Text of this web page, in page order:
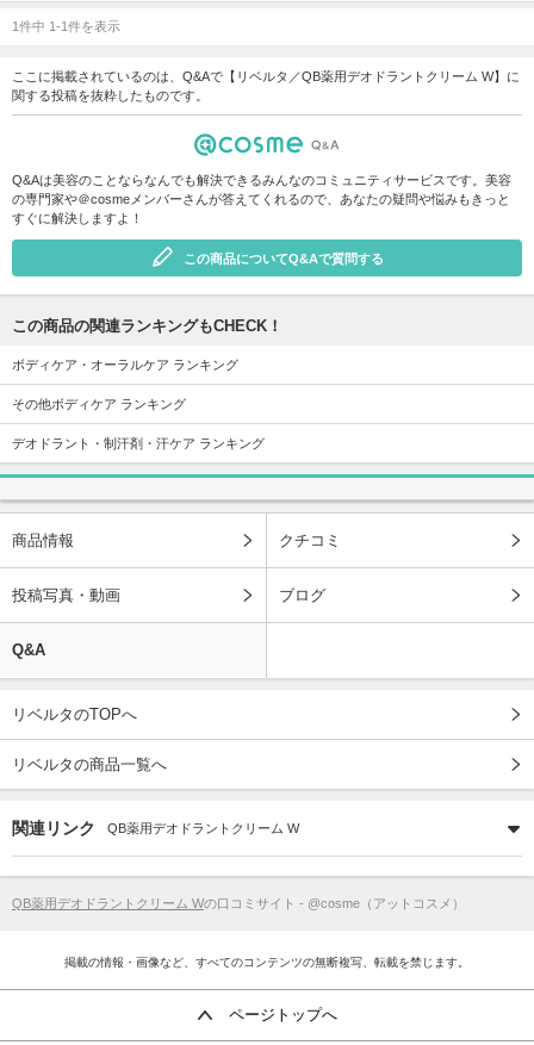
1件中 1-1件を表示
ここに掲載されているのは、Q&Aで【リベルタ／QB薬用デオドラントクリーム W】に
関する投稿を抜粋したものです。
Q&Aは美容のことならなんでも解決できるみんなのコミュニティサービスです。美容
の専門家や＠cosmeメンバーさんが答えてくれるので、あなたの疑問や悩みもきっと
すぐに解決しますよ！
この商品についてQ&Aで質問する
この商品の関連ランキングもCHECK！
ボディケア・オーラルケア ランキング
その他ボディケア ランキング
デオドラント・制汗剤・汗ケア ランキング
商品情報 クチコミ
投稿写真・動画 ブログ
Q&A
リベルタのTOPへ
リベルタの商品一覧へ
関連リンク QB薬用デオドラントクリーム W
QB薬用デオドラントクリーム Wの口コミサイト - @cosme（アットコスメ）
掲載の情報・画像など、すべてのコンテンツの無断複写、転載を禁じます。
ページトップへ